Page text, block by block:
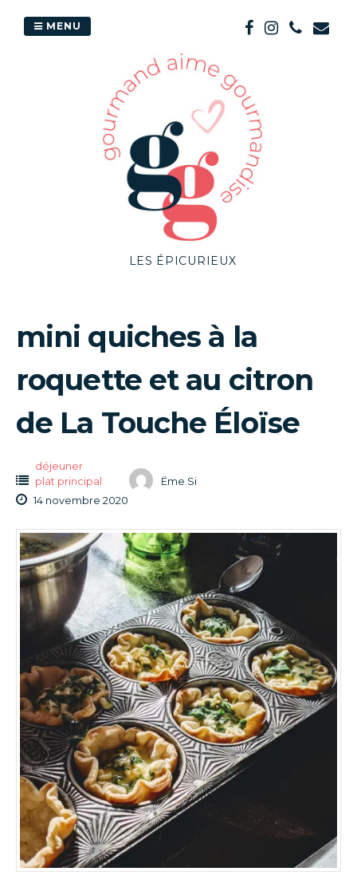
LES ÉPICURIEUX
MENU
mini quiches à la
roquette et au citron
de La Touche Éloïse
déjeuner
plat principal
Ëme.Si
14 novembre 2020